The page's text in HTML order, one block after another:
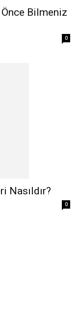
Bilmeniz
0
Nasıldır?
0